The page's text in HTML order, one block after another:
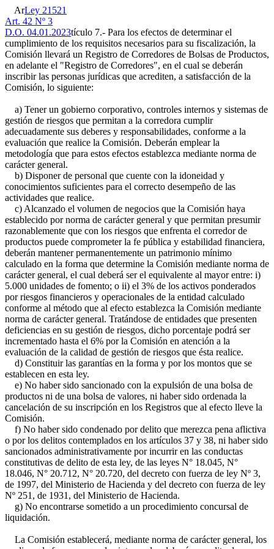
ArLey 21521
Art. 42 Nº 3
D.O. 04.01.2023tículo 7.- Para los efectos de determinar el
cumplimiento de los requisitos necesarios para su fiscalización, la
Comisión llevará un Registro de Corredores de Bolsas de Productos,
en adelante el "Registro de Corredores", en el cual se deberán
inscribir las personas jurídicas que acrediten, a satisfacción de la
Comisión, lo siguiente:
a) Tener un gobierno corporativo, controles internos y sistemas de
gestión de riesgos que permitan a la corredora cumplir
adecuadamente sus deberes y responsabilidades, conforme a la
evaluación que realice la Comisión. Deberán emplear la
metodología que para estos efectos establezca mediante norma de
carácter general.
b) Disponer de personal que cuente con la idoneidad y
conocimientos suficientes para el correcto desempeño de las
actividades que realice.
c) Alcanzado el volumen de negocios que la Comisión haya
establecido por norma de carácter general y que permitan presumir
razonablemente que con los riesgos que enfrenta el corredor de
productos puede comprometer la fe pública y estabilidad financiera,
deberán mantener permanentemente un patrimonio mínimo
calculado en la forma que determine la Comisión mediante norma de
carácter general, el cual deberá ser el equivalente al mayor entre: i)
5.000 unidades de fomento; o ii) el 3% de los activos ponderados
por riesgos financieros y operacionales de la entidad calculado
conforme al método que al efecto establezca la Comisión mediante
norma de carácter general. Tratándose de entidades que presenten
deficiencias en su gestión de riesgos, dicho porcentaje podrá ser
incrementado hasta el 6% por la Comisión en atención a la
evaluación de la calidad de gestión de riesgos que ésta realice.
d) Constituir las garantías en la forma y por los montos que se
establecen en esta ley.
e) No haber sido sancionado con la expulsión de una bolsa de
productos ni de una bolsa de valores, ni haber sido ordenada la
cancelación de su inscripción en los Registros que al efecto lleve la
Comisión.
f) No haber sido condenado por delito que merezca pena aflictiva
o por los delitos contemplados en los artículos 37 y 38, ni haber sido
sancionados administrativamente por incurrir en las conductas
constitutivas de delito de esta ley, de las leyes N° 18.045, N°
18.046, N° 20.712, N° 20.720, del decreto con fuerza de ley Nº 3,
de 1997, del Ministerio de Hacienda y del decreto con fuerza de ley
Nº 251, de 1931, del Ministerio de Hacienda.
g) No encontrarse sometido a un procedimiento concursal de
liquidación.
La Comisión establecerá, mediante norma de carácter general, los